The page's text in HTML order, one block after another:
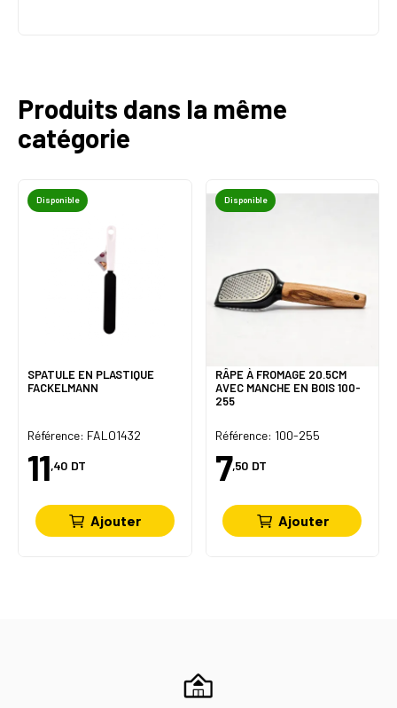
Produits dans la même
catégorie
Disponible
SPATULE EN PLASTIQUE
FACKELMANN
Référence: FALO1432
11,40 DT
Ajouter
Disponible
RÂPE À FROMAGE 20.5CM
AVEC MANCHE EN BOIS 100-
255
Référence: 100-255
7,50 DT
Ajouter